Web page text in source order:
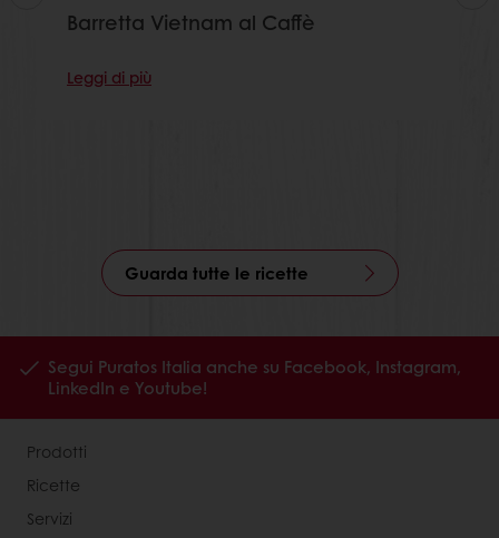
Barretta Vietnam al Caffè
Leggi di più
Guarda tutte le ricette
Segui Puratos Italia anche su Facebook, Instagram,
LinkedIn e Youtube!
Prodotti
Ricette
Servizi